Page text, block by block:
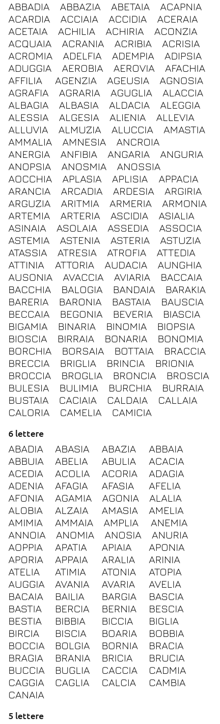
ABBADIA ABBAZIA ABETAIA
ACAPNIA
ACARDIA
ACCIAIA ACCIDIA
ACERAIA
ACETAIA
ACHILIA ACHIRIA
ACONZIA
ACQUAIA
ACRANIA ACRIBIA
ACRISIA
ACROMIA
ADELFIA ADEMPIA
ADIPSIA
ADUGGIA
AEROBIA AEROVIA
AFACHIA
AFFILIA
AGENZIA AGEUSIA
AGNOSIA
AGRAFIA
AGRARIA AGUGLIA
ALACCIA
ALBAGIA
ALBASIA ALDACIA
ALEGGIA
ALESSIA
ALGESIA ALIENIA
ALLEVIA
ALLUVIA
ALMUZIA ALUCCIA
AMASTIA
AMMALIA
AMNESIA
ANCROIA
ANERGIA
ANFIBIA ANGARIA
ANGURIA
ANOPSIA
ANOSMIA
ANOSSIA
AOCCHIA
APLASIA APLISIA
APPACIA
ARANCIA
ARCADIA ARDESIA
ARGIRIA
ARGUZIA
ARITMIA ARMERIA
ARMONIA
ARTEMIA
ARTERIA ASCIDIA
ASIALIA
ASINAIA
ASOLAIA ASSEDIA
ASSOCIA
ASTEMIA
ASTENIA ASTERIA
ASTUZIA
ATASSIA
ATRESIA ATROFIA
ATTEDIA
ATTINIA
ATTORIA AUDACIA
AUNGHIA
AUSONIA
AVACCIA AVIARIA
BACCAIA
BACCHIA
BALOGIA BANDAIA
BARAKIA
BARERIA
BARONIA BASTAIA
BAUSCIA
BECCAIA
BEGONIA BEVERIA
BIASCIA
BIGAMIA
BINARIA BINOMIA
BIOPSIA
BIOSCIA
BIRRAIA BONARIA
BONOMIA
BORCHIA
BORSAIA BOTTAIA
BRACCIA
BRECCIA
BRIGLIA BRINCIA
BRIONIA
BROCCIA
BROGLIA BRONCIA
BROSCIA
BULESIA
BULIMIA BURCHIA
BURRAIA
BUSTAIA
CACIAIA CALDAIA
CALLAIA
CALORIA
CAMELIA CAMICIA
6 lettere
ABADIA ABASIA ABAZIA
ABBAIA
ABBUIA
ABELIA ABULIA
ACACIA
ACEDIA
ACOLIA ACORIA
ADAGIA
ADENIA
AFAGIA AFASIA
AFELIA
AFONIA
AGAMIA AGONIA
ALALIA
ALOBIA
ALZAIA AMASIA
AMELIA
AMIMIA
AMMAIA AMPLIA
ANEMIA
ANNOIA
ANOMIA ANOSIA
ANURIA
AOPPIA
APATIA APIAIA
APONIA
APORIA
APPAIA ARALIA
ARINIA
ATELIA
ATIMIA ATONIA
ATOPIA
AUGGIA
AVANIA AVARIA
AVELIA
BACAIA
BAILIA BARGIA
BASCIA
BASTIA
BERCIA BERNIA
BESCIA
BESTIA
BIBBIA BICCIA
BIGLIA
BIRCIA
BISCIA BOARIA
BOBBIA
BOCCIA
BOLGIA BORNIA
BRACIA
BRAGIA
BRANIA BRICIA
BRUCIA
BUCCIA
BUGLIA CACCIA
CADMIA
CAGGIA
CAGLIA CALCIA
CAMBIA
CANAIA
5 lettere